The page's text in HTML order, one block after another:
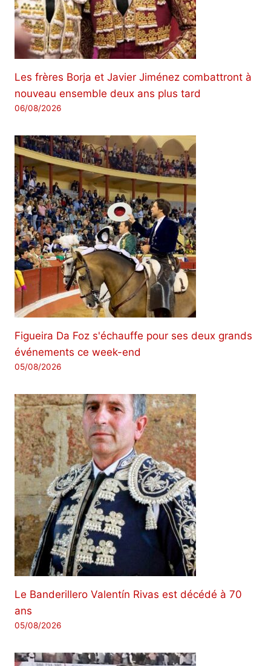
Les frères Borja et Javier Jiménez combattront à
nouveau ensemble deux ans plus tard
06/08/2026
Figueira Da Foz s'échauffe pour ses deux grands
événements ce week-end
05/08/2026
Le Banderillero Valentín Rivas est décédé à 70
ans
05/08/2026